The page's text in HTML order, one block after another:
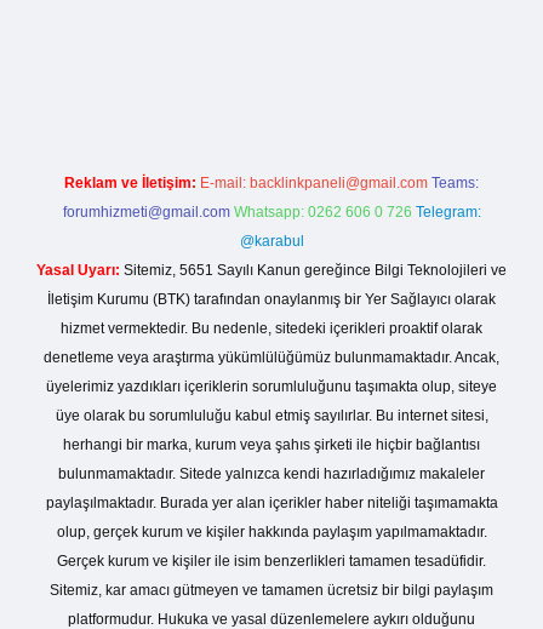
Reklam ve İletişim: E-mail: backlinkpaneli@gmail.com Teams:
forumhizmeti@gmail.com Whatsapp: 0262 606 0 726 Telegram:
@karabul
Yasal Uyarı: Sitemiz, 5651 Sayılı Kanun gereğince Bilgi Teknolojileri ve
İletişim Kurumu (BTK) tarafından onaylanmış bir Yer Sağlayıcı olarak
hizmet vermektedir. Bu nedenle, sitedeki içerikleri proaktif olarak
denetleme veya araştırma yükümlülüğümüz bulunmamaktadır. Ancak,
üyelerimiz yazdıkları içeriklerin sorumluluğunu taşımakta olup, siteye
üye olarak bu sorumluluğu kabul etmiş sayılırlar. Bu internet sitesi,
herhangi bir marka, kurum veya şahıs şirketi ile hiçbir bağlantısı
bulunmamaktadır. Sitede yalnızca kendi hazırladığımız makaleler
paylaşılmaktadır. Burada yer alan içerikler haber niteliği taşımamakta
olup, gerçek kurum ve kişiler hakkında paylaşım yapılmamaktadır.
Gerçek kurum ve kişiler ile isim benzerlikleri tamamen tesadüfidir.
Sitemiz, kar amacı gütmeyen ve tamamen ücretsiz bir bilgi paylaşım
platformudur. Hukuka ve yasal düzenlemelere aykırı olduğunu